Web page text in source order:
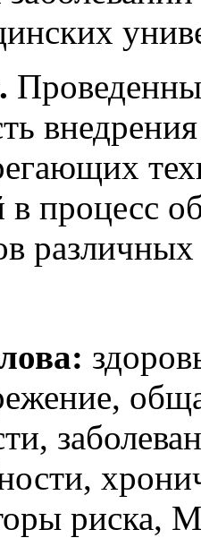
процесс
риска,